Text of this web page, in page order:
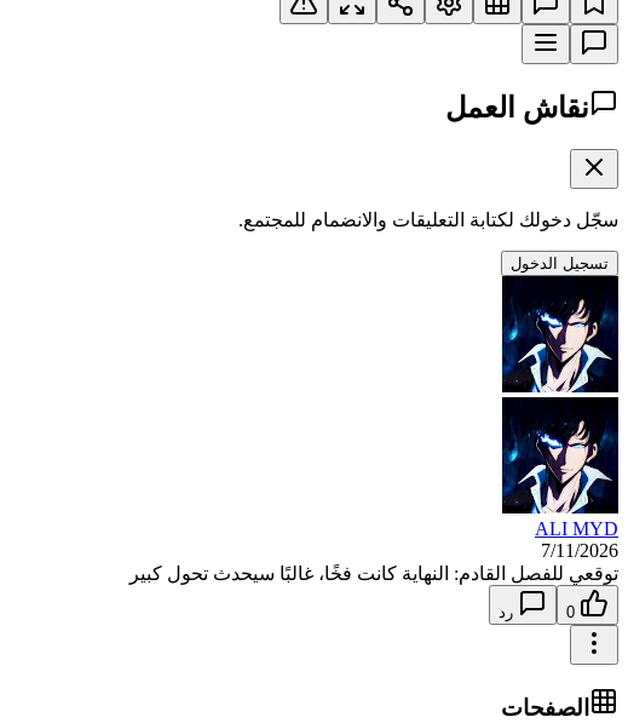
نقاش العمل
سجّل دخولك لكتابة التعليقات والانضمام للمجتمع.
تسجيل الدخول
ALI MYD
7/11/2026
توقعي للفصل القادم: النهاية كانت فخًا، غالبًا سيحدث تحول كبير
0 رد
الصفحات